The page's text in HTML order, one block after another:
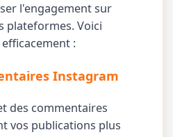
l'engagement sur
plateformes. Voici
:
Instagram
des commentaires
vos publications plus